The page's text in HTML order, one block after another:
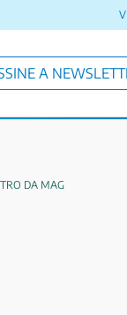
A
DA MAG